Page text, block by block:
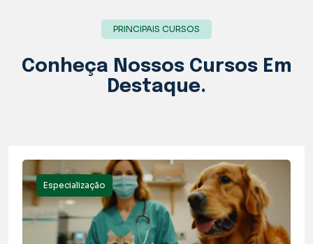
PRINCIPAIS CURSOS
Conheça Nossos Cursos Em
Destaque.
Especialização